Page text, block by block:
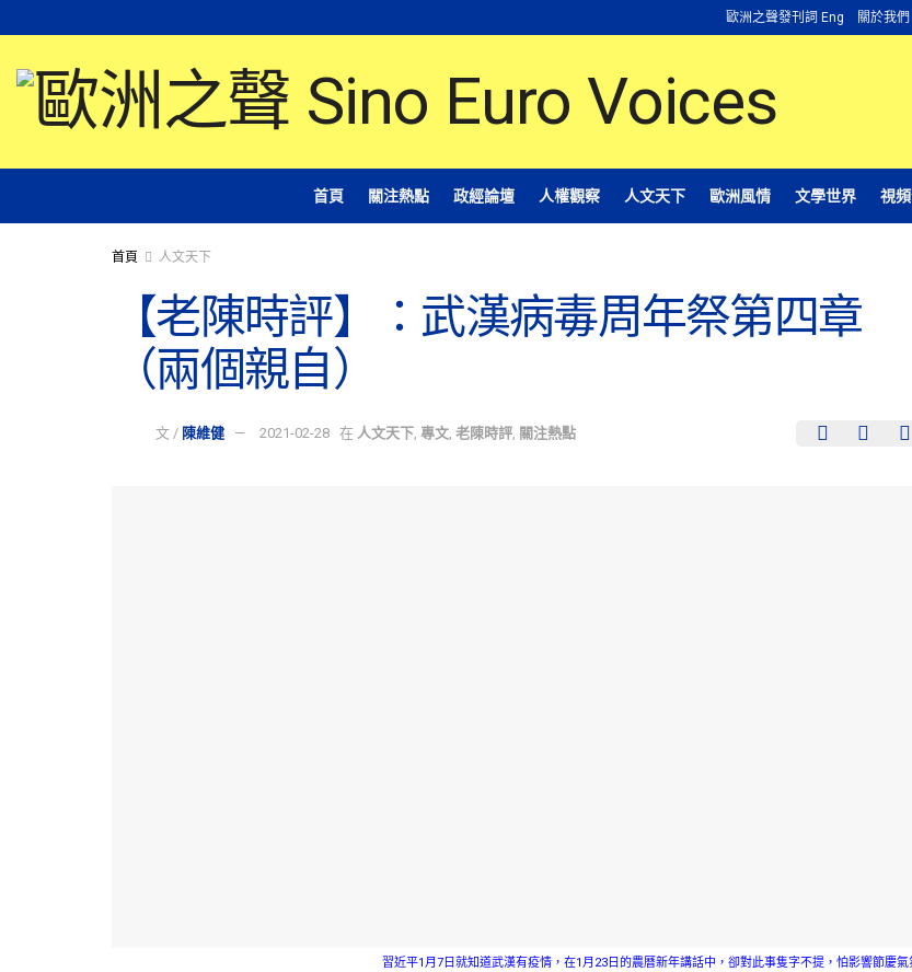
歐洲之聲發刊詞 Eng 關於我
首頁 關注熱點 政經論壇 人權觀察 人文天下 歐洲風情 文學世界 視
首頁 人文天下
【老陳時評】：武漢病毒周年祭第四章
（兩個親自）
文 / 陳維健 2021-02-28 在 人文天下 ,專文 ,老陳時評 關注熱點
習近平1月7日就知道武漢有疫情，在1月23日的農曆新年講話中，卻對此事隻字不提，怕影響節慶氣